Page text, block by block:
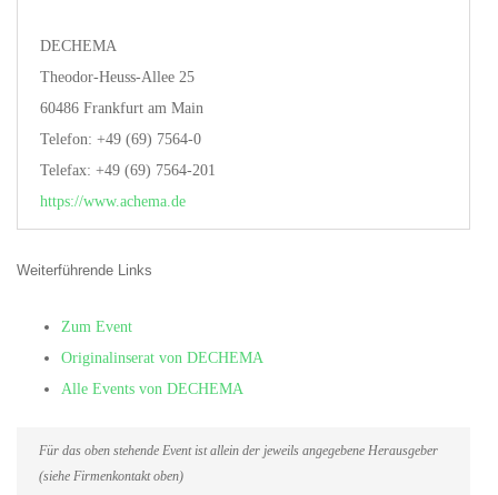
DECHEMA
Theodor-Heuss-Allee 25
60486 Frankfurt am Main
Telefon: +49 (69) 7564-0
Telefax: +49 (69) 7564-201
https://www.achema.de
Weiterführende Links
Zum Event
Originalinserat von DECHEMA
Alle Events von DECHEMA
Für das oben stehende Event ist allein der jeweils angegebene Herausgeber
(siehe Firmenkontakt oben)